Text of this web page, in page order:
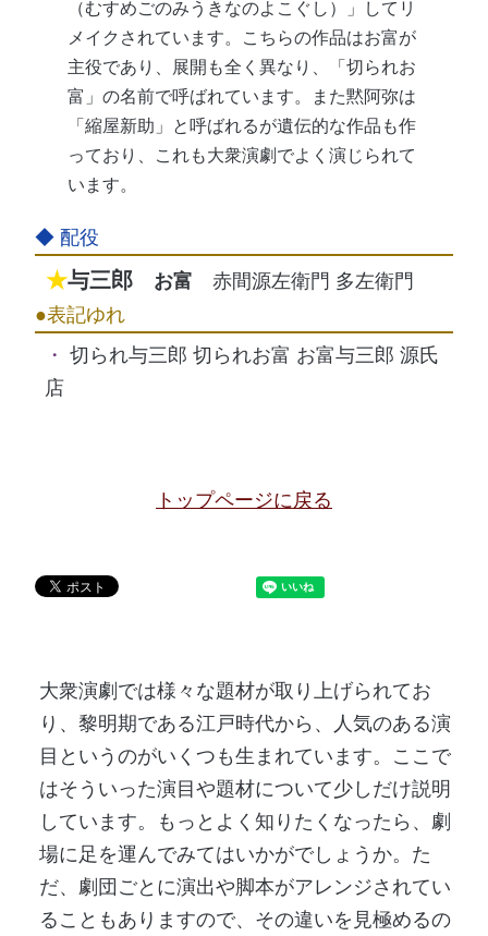
（むすめごのみうきなのよこぐし）」してリ
メイクされています。こちらの作品はお富が
主役であり、展開も全く異なり、「切られお
富」の名前で呼ばれています。また黙阿弥は
「縮屋新助」と呼ばれるが遺伝的な作品も作
っており、これも大衆演劇でよく演じられて
います。
与三郎 お富 赤間源左衛門 多左衛門
切られ与三郎 切られお富 お富与三郎 源氏
店
トップページに戻る
大衆演劇では様々な題材が取り上げられてお
り、黎明期である江戸時代から、人気のある演
目というのがいくつも生まれています。ここで
はそういった演目や題材について少しだけ説明
しています。もっとよく知りたくなったら、劇
場に足を運んでみてはいかがでしょうか。た
だ、劇団ごとに演出や脚本がアレンジされてい
ることもありますので、その違いを見極めるの